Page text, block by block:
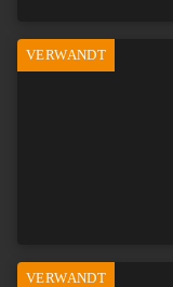
VERWANDT
VERWANDT